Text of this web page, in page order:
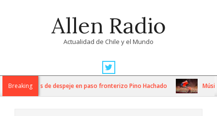
Allen Radio
Actualidad de Chile y el Mundo
Navigation
MenuBreaking
trabajos de despeje en paso fronterizo Pino Hachado Música: